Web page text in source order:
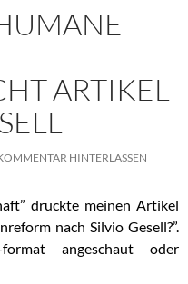
ARTIKEL
HINTERLASSEN
druckte meinen Artikel
nach Silvio Gesell?”.
angeschaut oder